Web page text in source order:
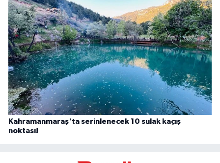
Kahramanmaraş'ta serinlenecek 10 sulak kaçış
noktası!